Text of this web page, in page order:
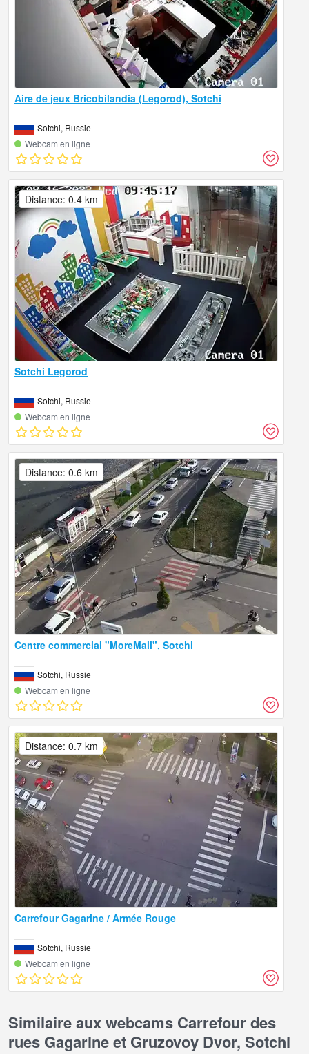
Aire de jeux Bricobilandia (Legorod), Sotchi
Sotchi, Russie
Webcam en ligne
Sotchi Legorod
Sotchi, Russie
Webcam en ligne
Distance: 0.4 km
Centre commercial "MoreMall", Sotchi
Sotchi, Russie
Webcam en ligne
Distance: 0.6 km
Carrefour Gagarine / Armée Rouge
Sotchi, Russie
Webcam en ligne
Distance: 0.7 km
Similaire aux webcams Carrefour des
rues Gagarine et Gruzovoy Dvor, Sotchi